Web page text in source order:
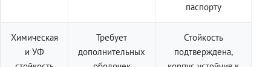
паспорту
Химическая
и УФ
Требует
дополнительных
Стойкость
подтверждена,